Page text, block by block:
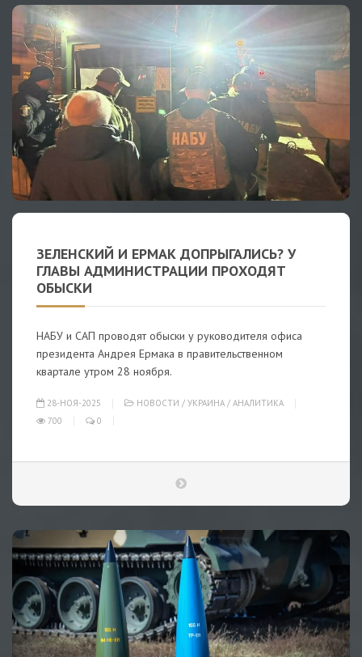
ЗЕЛЕНСКИЙ И ЕРМАК ДОПРЫГАЛИСЬ? У
ГЛАВЫ АДМИНИСТРАЦИИ ПРОХОДЯТ
ОБЫСКИ
НАБУ и САП проводят обыски у руководителя офиса
президента Андрея Ермака в правительственном
квартале утром 28 ноября.
28-НОЯ-2025 НОВОСТИ / УКРАИНА / АНАЛИТИКА
700
0